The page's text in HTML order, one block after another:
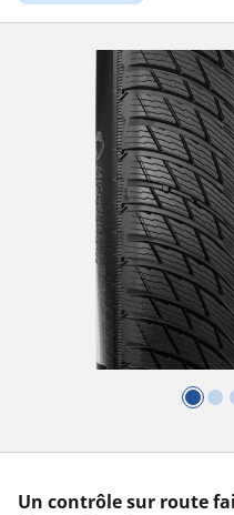
Un contrôle sur route